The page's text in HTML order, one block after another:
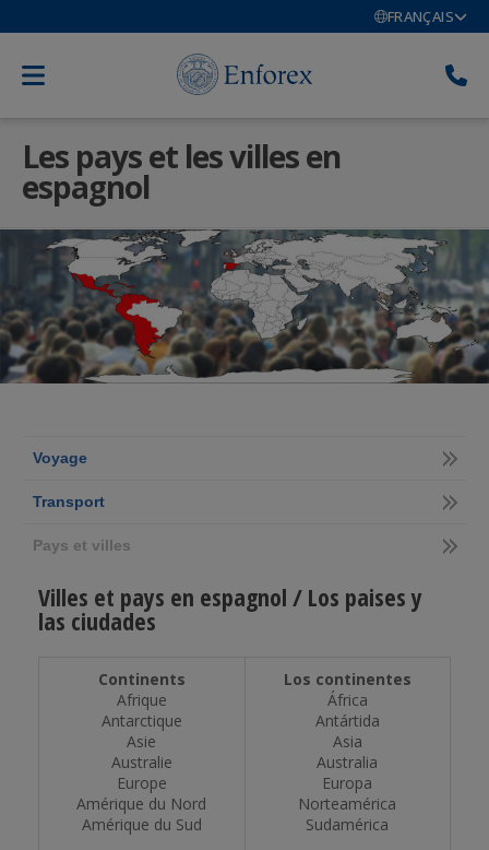
FRANÇAIS
Les pays et les villes en
espagnol
Voyage
Transport
Pays et villes
Villes et pays en espagnol / Los paises y
las ciudades
Continents
Afrique
Antarctique
Asie
Australie
Europe
Amérique du Nord
Amérique du Sud
Los continentes
África
Antártida
Asia
Australia
Europa
Norteamérica
Sudamérica